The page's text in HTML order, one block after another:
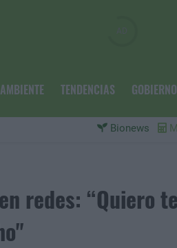
AMBIENTE TENDENCIAS GOBIERNO
Bionews
redes: “Quiero